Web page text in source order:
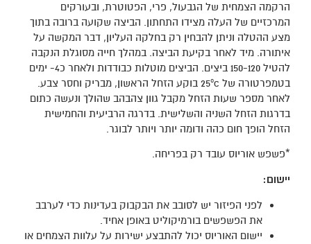
הרקמה הצמחית של הגבעול, פרי, הפטוטרת, ובעורקים
המרכזיים של העלה מצידו התחתון. הביצה שקועה ברובה בתוך
מצע ההטלה וניתן להבחין רק בחלקה העליון, דבר המקשה על
איתורה. מיד לאחר בקיעת הביצה. במהלך חייה מסוגלת הנקבה
להטיל 150-120 ביצים. הביצים מוטלות כבודדות ולאחר כ4- ימים
בטמפרטורה של 25ºc בוקע הזחל הראשון, מבריק וחסר צבע.
לאחר מספר שעות הזחל מקבל גוון צהבהב שהולך ונעשה כתום
בדרגות הזחל השניה והשלישית. בדרגה הרביעית והחמישית
הזחל הופך חום כהה ודומה יותר ויותר לבוגר.
*פשפש אוריוס עובד רק בפריחה.
יישום:
לפני הפיזור יש לסובב את הבקבוק בעדינות כדי לערבב
את הפשפשים בורמיקוליט באופן אחיד.
יישום האוריוס יכול להתבצע ישירות על עלוות הצמחים או